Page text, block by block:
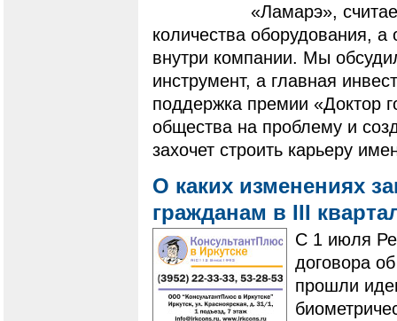
«Ламарэ»,
количества оборудования,
внутри компании. Мы
инструмент, а главная
поддержка премии «Доктор
общества на проблему и
захочет строить карьеру
О каких изменениях
гражданам в III
С 1 июля
договора
прошли